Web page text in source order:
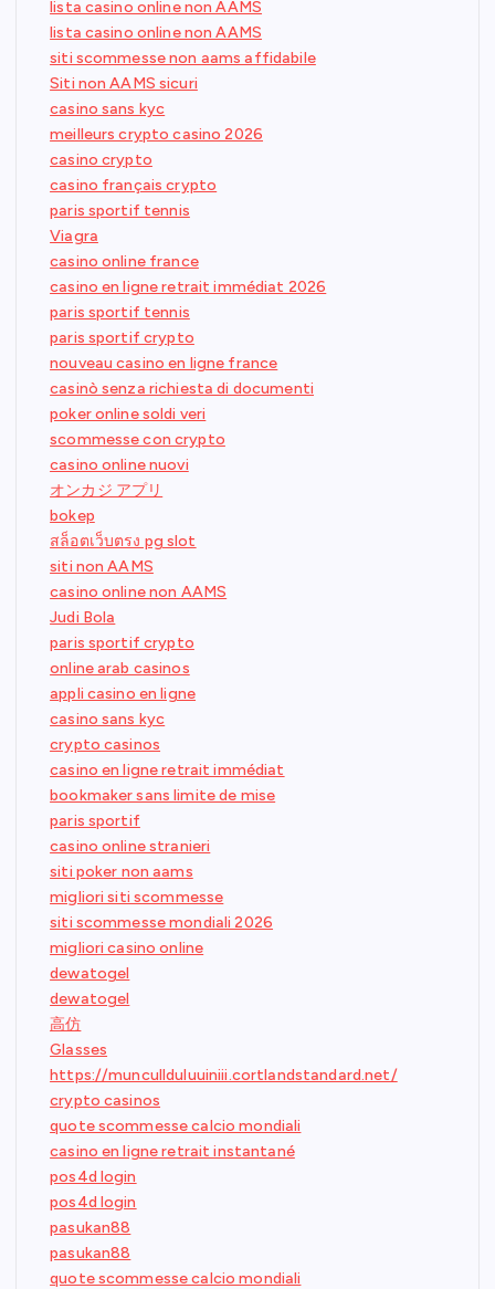
lista casino online non AAMS
lista casino online non AAMS
siti scommesse non aams affidabile
Siti non AAMS sicuri
casino sans kyc
meilleurs crypto casino 2026
casino crypto
casino français crypto
paris sportif tennis
Viagra
casino online france
casino en ligne retrait immédiat 2026
paris sportif tennis
paris sportif crypto
nouveau casino en ligne france
casinò senza richiesta di documenti
poker online soldi veri
scommesse con crypto
casino online nuovi
オンカジ アプリ
bokep
สล็อตเว็บตรง pg slot
siti non AAMS
casino online non AAMS
Judi Bola
paris sportif crypto
online arab casinos
appli casino en ligne
casino sans kyc
crypto casinos
casino en ligne retrait immédiat
bookmaker sans limite de mise
paris sportif
casino online stranieri
siti poker non aams
migliori siti scommesse
siti scommesse mondiali 2026
migliori casino online
dewatogel
dewatogel
高仿
Glasses
https://muncullduluuiniii.cortlandstandard.net/
crypto casinos
quote scommesse calcio mondiali
casino en ligne retrait instantané
pos4d login
pos4d login
pasukan88
pasukan88
quote scommesse calcio mondiali